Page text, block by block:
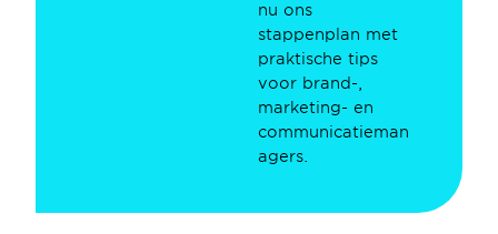
nu ons
stappenplan met
praktische tips
voor brand-,
marketing- en
communicatieman
agers.